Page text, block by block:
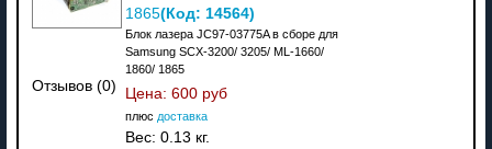
Отзывов (0)
1865(Код: 14564)
Блок лазера JC97-03775A в сборе для
Samsung SCX-3200/ 3205/ ML-1660/
1860/ 1865
Цена: 600 руб
плюс доставка
Вес: 0.13 кг.